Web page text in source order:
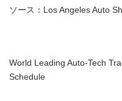
ソース：Los Angeles Auto
World Leading Auto-Tech
Schedule